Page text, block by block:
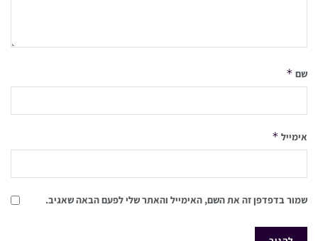
שם *
אימייל *
שמור בדפדפן זה את השם, האימייל והאתר שלי לפעם הבאה שאגיב.